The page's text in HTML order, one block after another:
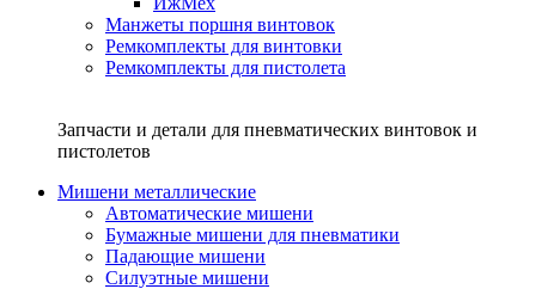
Манжеты поршня винтовок
Ремкомплекты для винтовки
Ремкомплекты для пистолета
Запчасти и детали для пневматических винтовок и
пистолетов
Мишени металлические
Автоматические мишени
Бумажные мишени для пневматики
Падающие мишени
Силуэтные мишени